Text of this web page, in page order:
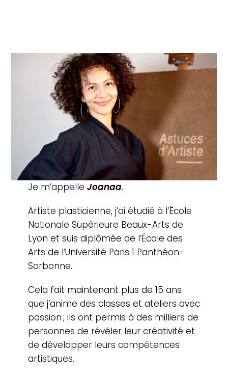
Je m’appelle Joanaa.
Artiste plasticienne, j’ai étudié à l’École
Nationale Supérieure Beaux-Arts de
Lyon et suis diplômée de l’École des
Arts de l’Université Paris 1 Panthéon-
Sorbonne.
Cela fait maintenant plus de 15 ans
que j’anime des classes et ateliers avec
passion ; ils ont permis à des milliers de
personnes de révéler leur créativité et
de développer leurs compétences
artistiques.